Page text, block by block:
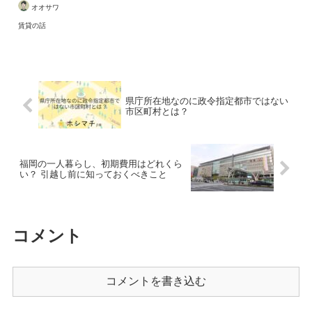
オオサワ
賃貸の話
県庁所在地なのに政令指定都市ではない
市区町村とは？
福岡の一人暮らし、初期費用はどれくら
い？ 引越し前に知っておくべきこと
コメント
コメントを書き込む